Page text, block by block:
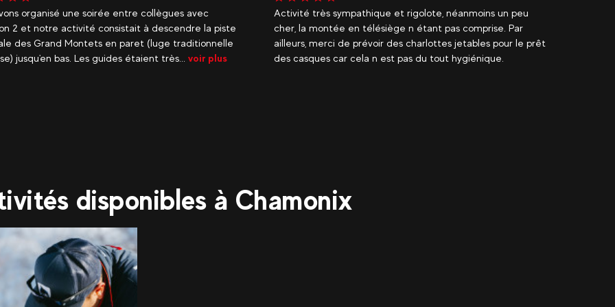
organisé une soirée entre collègues avec
2 et notre activité consistait à descendre la piste
des Grand Montets en paret (luge traditionnelle
jusqu'en bas. Les guides étaient très... voir plus
Activité très sympathique et rigolote, néanmoins un peu
cher, la montée en télésiège n étant pas comprise. Par
ailleurs, merci de prévoir des charlottes jetables pour le prêt
des casques car cela n est pas du tout hygiénique.
disponibles à Chamonix